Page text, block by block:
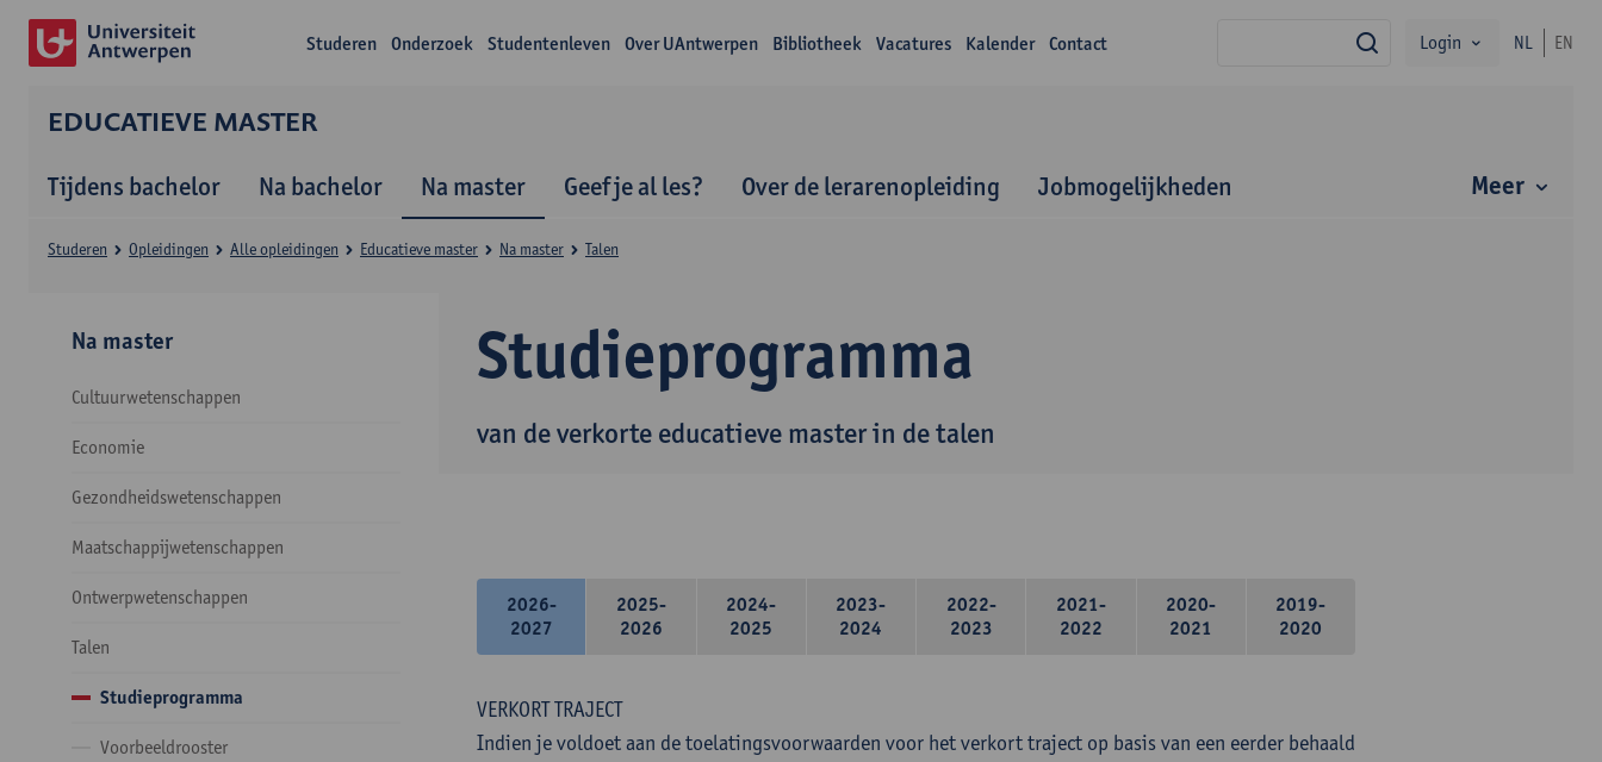
Studeren Onderzoek Studentenleven Over UAntwerpen Bibliotheek Vacatures Kalender Contact zoekLogin NL EN
EDUCATIEVE MASTER
Tijdens bachelor Na bachelor Na master Geef je al les? Over de lerarenopleiding Jobmogelijkheden Meer
Studieprogramma
van de verkorte educatieve master in de talen
Studeren Opleidingen Alle opleidingen Educatieve master Na master Talen
Na master
Cultuurwetenschappen
Economie
Gezondheidswetenschappen
Maatschappijwetenschappen
Ontwerpwetenschappen
Talen
Studieprogramma
Voorbeeldrooster
2026-
2027
2025-
2026
2024-
2025
2023-
2024
2022-
2023
2021-
2022
2020-
2021
2019-
2020
VERKORT TRAJECT
Indien je voldoet aan de toelatingsvoorwaarden voor het verkort traject op basis van een eerder behaald